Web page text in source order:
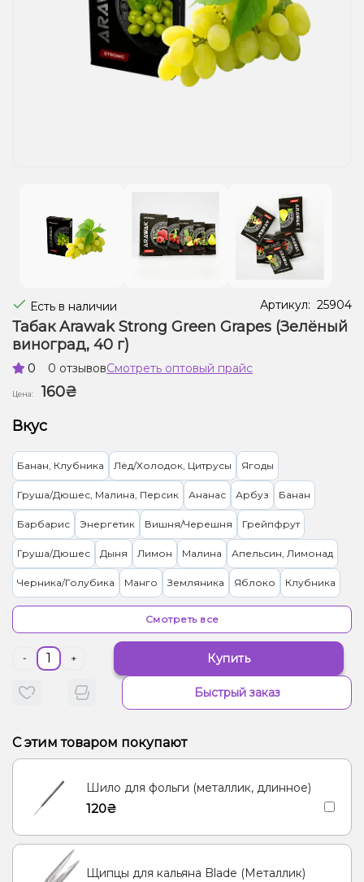
Жидкости для электронных сигарет
Подарочные наборы
Есть в наличии Артикул: 25904
Табак Arawak Strong Green Grapes (Зелёный
виноград, 40 г)
0 0 отзывовСмотреть оптовый прайс
Цена:
160₴
Вкус
Банан, Клубника Лёд/Холодок, Цитрусы Ягоды
Груша/Дюшес, Малина, Персик Ананас Арбуз Банан
Барбарис Энергетик Вишня/Черешня Грейпфрут
Груша/Дюшес Дыня Лимон Малина Апельсин, Лимонад
Черника/Голубика Манго Земляника Яблоко Клубника
Вишня/Черешня, Лёд/Холодок, Яблоко
Вишня/Черешня, Кола, Лёд/Холодок
Виноград
Смотреть все
- + Купить
Быстрый заказ
С этим товаром покупают
Шило для фольги (металлик, длинное)
120₴
Щипцы для кальяна Blade (Металлик)